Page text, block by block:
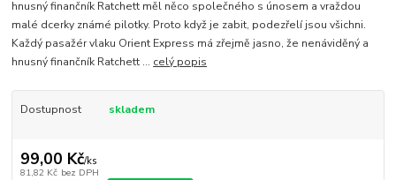
hnusný finančník Ratchett měl něco společného s únosem a vraždou
malé dcerky známé pilotky. Proto když je zabit, podezřelí jsou všichni.
Každý pasažér vlaku Orient Express má zřejmě jasno, že nenáviděný a
hnusný finančník Ratchett ... celý popis
Dostupnost skladem
99,00 Kč/ks
81,82 Kč bez DPH